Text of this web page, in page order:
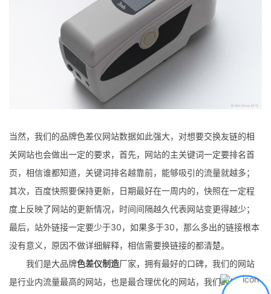
当然，我们的品牌色差仪网站数据如此强大，对想要交换友链的相
关网站也会做出一定的要求，首先，网站的主关键词一定要排名首
页，相信谁都知道，关键词排名越靠前，能够吸引的流量就越多；
其次，百度快照要保持更新，日期最好在一周内的，快照在一定程
度上反映了网站的更新情况，时间间隔越久代表网站变更得越少；
最后，站外链接一定要少于30，如果多于30，那么多出的链接根本
没有意义，原因不做详细解释，相信需要换链接的都清楚。
我们是大品牌色差仪制造厂家，拥有最好的口碑，我们的网站
是行业内流量最高的网站，也是最合理优化的网站，我们的仪器让